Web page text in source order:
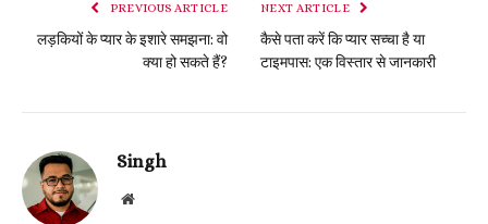
PREVIOUS ARTICLE
लड़कियों के प्यार के इशारे समझना: वो
क्या हो सकते हैं?
NEXT ARTICLE
कैसे पता करें कि प्यार सच्चा है या
टाइमपास: एक विस्तार से जानकारी
Singh
Website